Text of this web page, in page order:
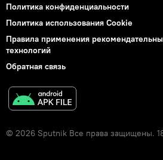
Политика конфиденциальности
Политика использования Cookie
Правила применения
технологий
Обратная связь
© 2026 Sputnik Все права защищены.